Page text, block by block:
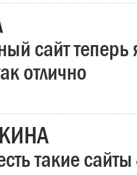
сайт теперь
отлично
такие сайты